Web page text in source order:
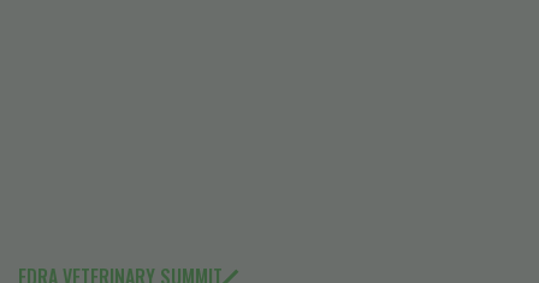
EDRA VETERINARY SUMMIT